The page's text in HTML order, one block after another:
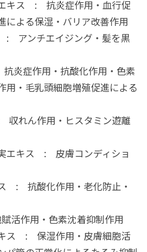
キス : 抗炎症作用・血行促
による保湿・バリア改善作用
アンチエイジング・髪を黒
炎症作用・抗酸化作用・色素
用・毛乳頭細胞増殖促進による
れん作用・ヒスタミン遊離
エキス : 皮膚コンディショ
: 抗酸化作用・老化防止・
活作用・色素沈着抑制作用
ス : 保湿作用・皮膚細胞活